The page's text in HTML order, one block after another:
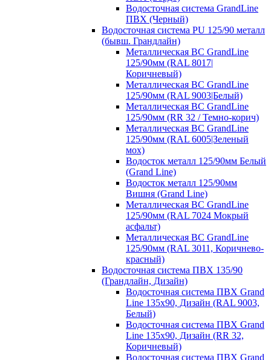
Водосточная система GrandLine
ПВХ (Черный)
Водосточная система PU 125/90 металл
(бывш. Грандлайн)
Металлическая ВС GrandLine
125/90мм (RAL 8017|
Коричневый)
Металлическая ВС GrandLine
125/90мм (RAL 9003|Белый)
Металлическая ВС GrandLine
125/90мм (RR 32 / Темно-корич)
Металлическая ВС GrandLine
125/90мм (RAL 6005|Зеленый
мох)
Водосток металл 125/90мм Белый
(Grand Line)
Водосток металл 125/90мм
Вишня (Grand Line)
Металлическая ВС GrandLine
125/90мм (RAL 7024 Мокрый
асфальт)
Металлическая ВС GrandLine
125/90мм (RAL 3011, Коричнево-
красный)
Водосточная система ПВХ 135/90
(Грандлайн, Дизайн)
Водосточная система ПВХ Grand
Line 135х90, Дизайн (RAL 9003,
Белый)
Водосточная система ПВХ Grand
Line 135х90, Дизайн (RR 32,
Коричневый)
Водосточная система ПВХ Grand